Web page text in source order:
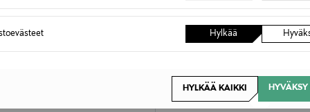
Hylkää
HYLKÄÄ KAIKKI